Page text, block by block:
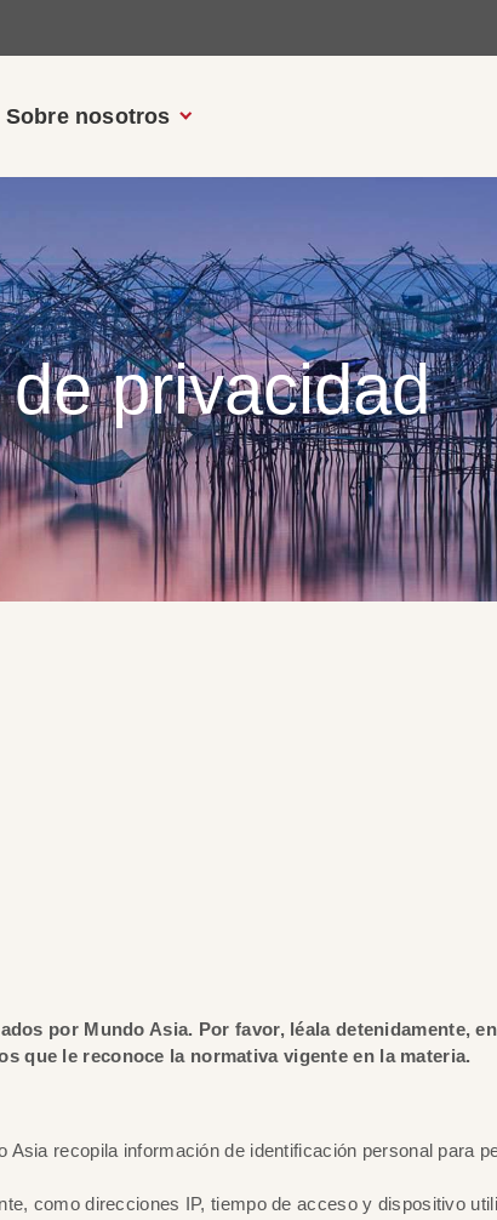
Sobre nosotros
privacidad
por Mundo Asia. Por favor, léala detenidamente,
que le reconoce la normativa vigente en la materia.
recopila información de identificación personal para
como direcciones IP, tiempo de acceso y dispositivo